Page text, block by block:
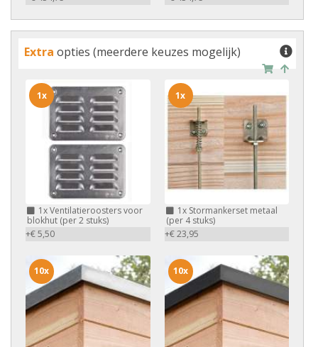
Extra opties (meerdere keuzes mogelijk)
1xVentilatieroosters voor
blokhut (per 2 stuks)
+€ 5,50
1x
1xStormankerset metaal
(per 4 stuks)
+€ 23,95
1x
10x 10x